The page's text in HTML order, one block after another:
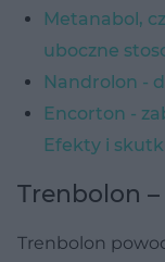
Metanabol,
uboczne
Nandrolon -
Encorton -
Efekty i
Trenbolon
Trenbolon